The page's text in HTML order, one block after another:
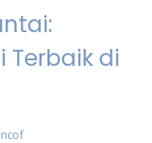
Terbaik di